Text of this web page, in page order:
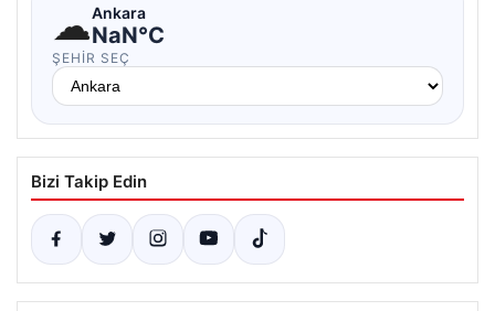
☁Ankara
NaN°C
ŞEHIR SEÇ
Bizi Takip Edin